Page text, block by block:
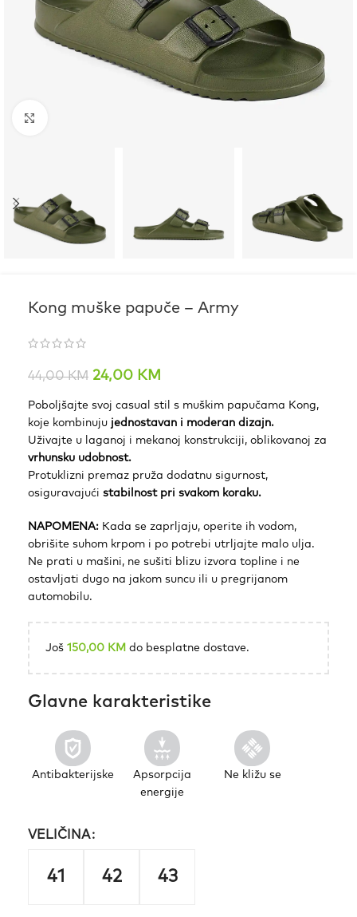
Kong muške papuče – Army
44,00KM 24,00 KM
Poboljšajte svoj casual stil s muškim papučama Kong,
koje kombinuju jednostavan i moderan dizajn.
Uživajte u laganoj i mekanoj konstrukciji, oblikovanoj za
vrhunsku udobnost.
Protuklizni premaz pruža dodatnu sigurnost,
osiguravajući stabilnost pri svakom koraku.
NAPOMENA: Kada se zaprljaju, operite ih vodom,
obrišite suhom krpom i po potrebi utrljajte malo ulja.
Ne prati u mašini, ne sušiti blizu izvora topline i ne
ostavljati dugo na jakom suncu ili u pregrijanom
automobilu.
Još 150,00 KM do besplatne dostave.
Glavne karakteristike
Antibakterijske
Apsorpcija
energije
Ne kližu se
VELIČINA
41 42 43